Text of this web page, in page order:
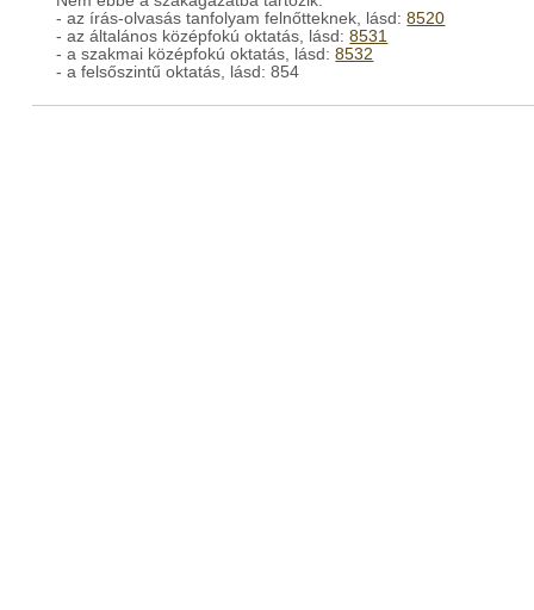
- az írás-olvasás tanfolyam felnőtteknek, lásd:8520
- az általános középfokú oktatás, lásd:8531
- a szakmai középfokú oktatás, lásd:8532
- a felsőszintű oktatás, lásd: 854